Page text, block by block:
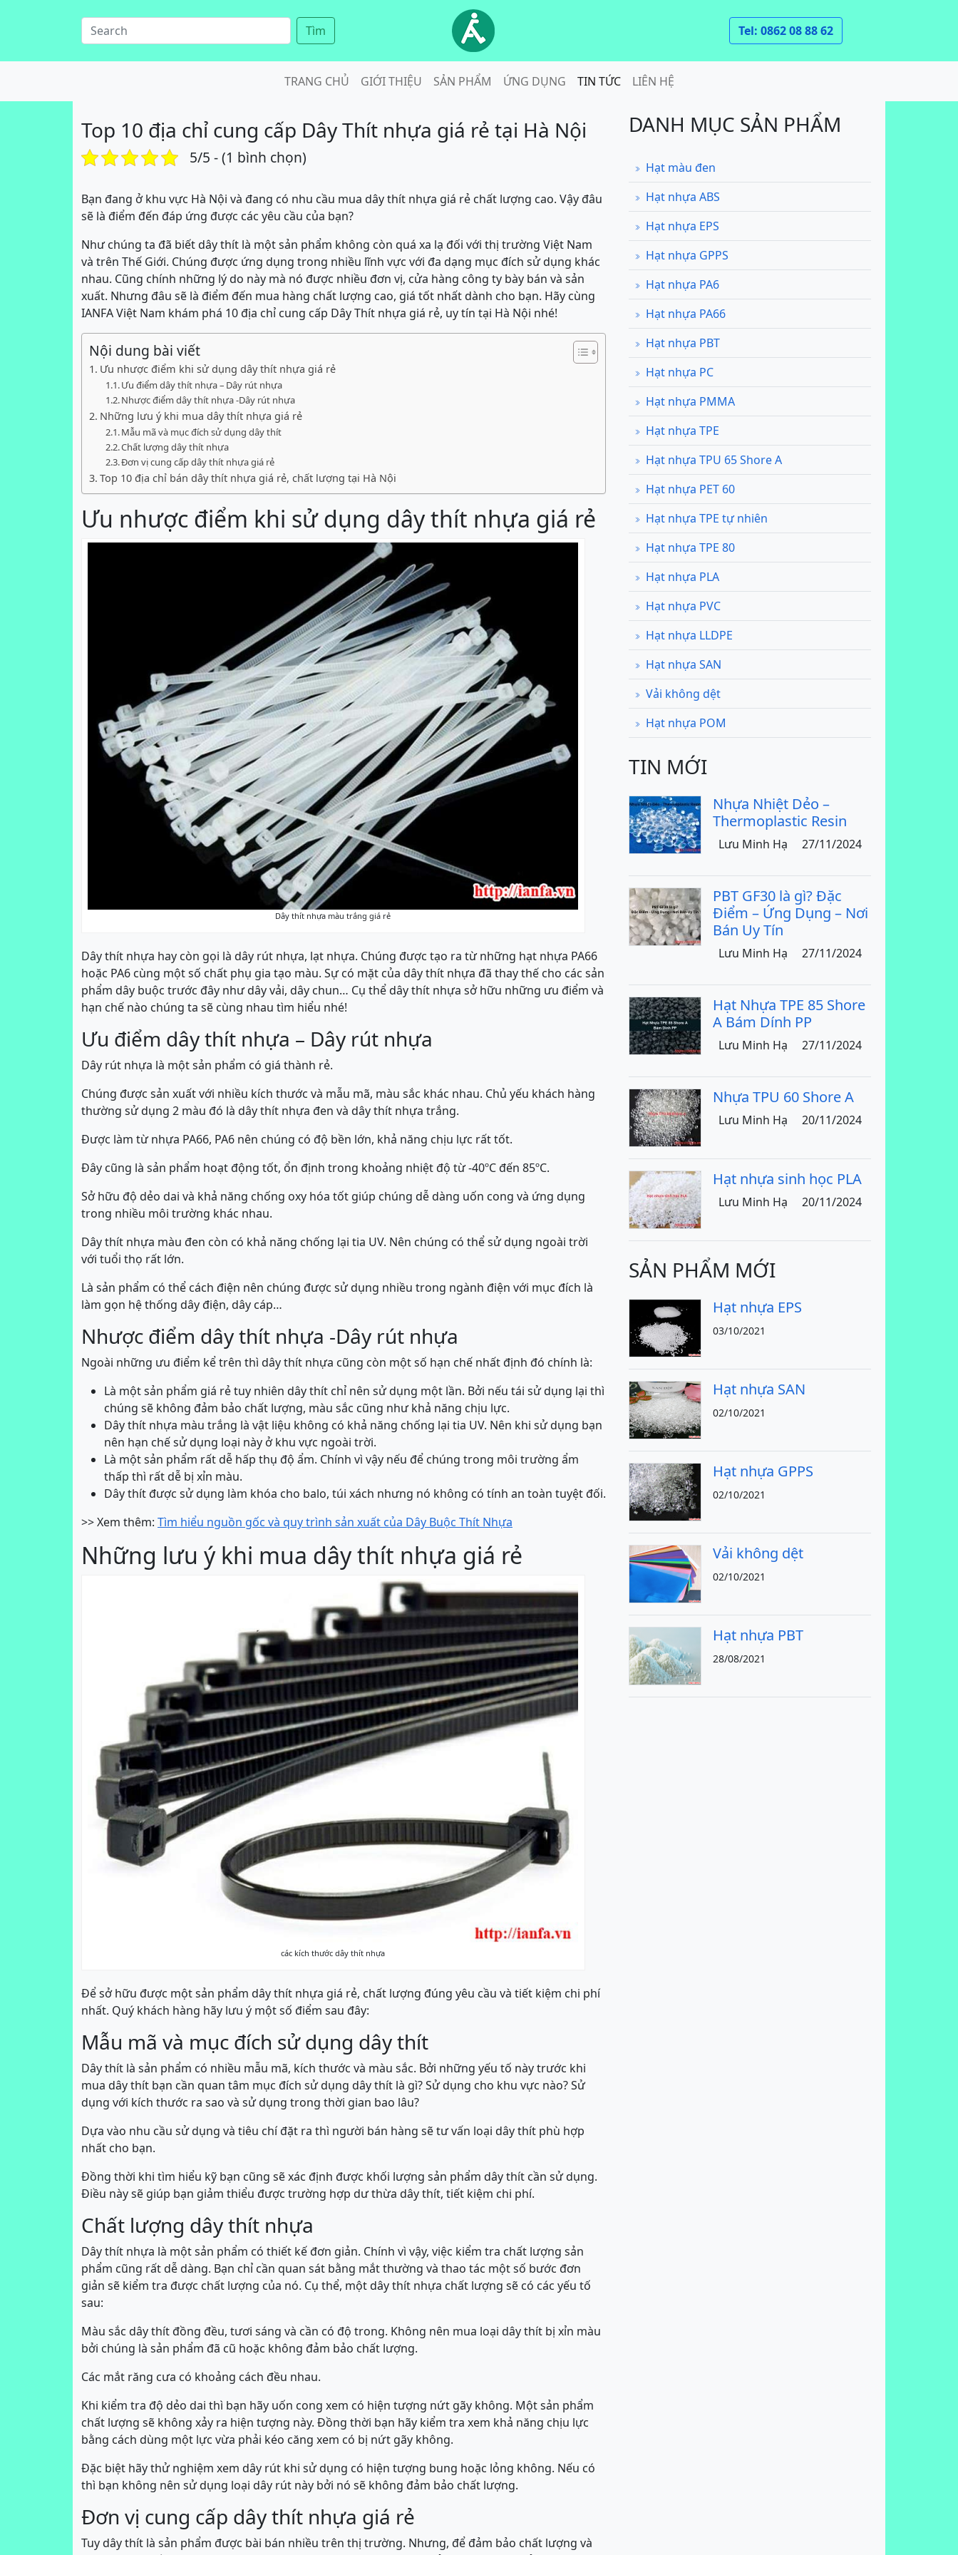
Tìm Tel: 0862 08 88 62
TRANG CHỦ GIỚI THIỆU SẢN PHẨM ỨNG DỤNG TIN TỨC LIÊN HỆ
Top 10 địa chỉ cung cấp Dây Thít nhựa giá rẻ tại Hà Nội
5/5 - (1 bình chọn)
Bạn đang ở khu vực Hà Nội và đang có nhu cầu mua dây thít nhựa giá rẻ chất lượng cao. Vậy đâu
sẽ là điểm đến đáp ứng được các yêu cầu của bạn?
Như chúng ta đã biết dây thít là một sản phẩm không còn quá xa lạ đối với thị trường Việt Nam
và trên Thế Giới. Chúng được ứng dụng trong nhiều lĩnh vực với đa dạng mục đích sử dụng khác
nhau. Cũng chính những lý do này mà nó được nhiều đơn vị, cửa hàng công ty bày bán và sản
xuất. Nhưng đâu sẽ là điểm đến mua hàng chất lượng cao, giá tốt nhất dành cho bạn. Hãy cùng
IANFA Việt Nam khám phá 10 địa chỉ cung cấp Dây Thít nhựa giá rẻ, uy tín tại Hà Nội nhé!
Nội dung bài viết
Ưu nhược điểm khi sử dụng dây thít nhựa giá rẻ
Ưu điểm dây thít nhựa – Dây rút nhựa
Nhược điểm dây thít nhựa -Dây rút nhựa
Những lưu ý khi mua dây thít nhựa giá rẻ
Mẫu mã và mục đích sử dụng dây thít
Chất lượng dây thít nhựa
Đơn vị cung cấp dây thít nhựa giá rẻ
Top 10 địa chỉ bán dây thít nhựa giá rẻ, chất lượng tại Hà Nội
Ưu nhược điểm khi sử dụng dây thít nhựa giá rẻ
Dây thít nhựa màu trắng giá rẻ
Dây thít nhựa hay còn gọi là dây rút nhựa, lạt nhựa. Chúng được tạo ra từ những hạt nhựa PA66
hoặc PA6 cùng một số chất phụ gia tạo màu. Sự có mặt của dây thít nhựa đã thay thế cho các sản
phẩm dây buộc trước đây như dây vải, dây chun… Cụ thể dây thít nhựa sở hữu những ưu điểm và
hạn chế nào chúng ta sẽ cùng nhau tìm hiểu nhé!
Ưu điểm dây thít nhựa – Dây rút nhựa
Dây rút nhựa là một sản phẩm có giá thành rẻ.
Chúng được sản xuất với nhiều kích thước và mẫu mã, màu sắc khác nhau. Chủ yếu khách hàng
thường sử dụng 2 màu đó là dây thít nhựa đen và dây thít nhựa trắng.
Được làm từ nhựa PA66, PA6 nên chúng có độ bền lớn, khả năng chịu lực rất tốt.
Đây cũng là sản phẩm hoạt động tốt, ổn định trong khoảng nhiệt độ từ -40ºC đến 85ºC.
Sở hữu độ dẻo dai và khả năng chống oxy hóa tốt giúp chúng dễ dàng uốn cong và ứng dụng
trong nhiều môi trường khác nhau.
Dây thít nhựa màu đen còn có khả năng chống lại tia UV. Nên chúng có thể sử dụng ngoài trời
với tuổi thọ rất lớn.
Là sản phẩm có thể cách điện nên chúng được sử dụng nhiều trong ngành điện với mục đích là
làm gọn hệ thống dây điện, dây cáp…
Nhược điểm dây thít nhựa -Dây rút nhựa
Ngoài những ưu điểm kể trên thì dây thít nhựa cũng còn một số hạn chế nhất định đó chính là:
Là một sản phẩm giá rẻ tuy nhiên dây thít chỉ nên sử dụng một lần. Bởi nếu tái sử dụng lại thì
chúng sẽ không đảm bảo chất lượng, màu sắc cũng như khả năng chịu lực.
Dây thít nhựa màu trắng là vật liệu không có khả năng chống lại tia UV. Nên khi sử dụng bạn
nên hạn chế sử dụng loại này ở khu vực ngoài trời.
Là một sản phẩm rất dễ hấp thụ độ ẩm. Chính vì vậy nếu để chúng trong môi trường ẩm
thấp thì rất dễ bị xỉn màu.
Dây thít được sử dụng làm khóa cho balo, túi xách nhưng nó không có tính an toàn tuyệt đối.
>> Xem thêm: Tìm hiểu nguồn gốc và quy trình sản xuất của Dây Buộc Thít Nhựa
Những lưu ý khi mua dây thít nhựa giá rẻ
các kích thước dây thít nhựa
Để sở hữu được một sản phẩm dây thít nhựa giá rẻ, chất lượng đúng yêu cầu và tiết kiệm chi phí
nhất. Quý khách hàng hãy lưu ý một số điểm sau đây:
Mẫu mã và mục đích sử dụng dây thít
Dây thít là sản phẩm có nhiều mẫu mã, kích thước và màu sắc. Bởi những yếu tố này trước khi
mua dây thít bạn cần quan tâm mục đích sử dụng dây thít là gì? Sử dụng cho khu vực nào? Sử
dụng với kích thước ra sao và sử dụng trong thời gian bao lâu?
Dựa vào nhu cầu sử dụng và tiêu chí đặt ra thì người bán hàng sẽ tư vấn loại dây thít phù hợp
nhất cho bạn.
Đồng thời khi tìm hiểu kỹ bạn cũng sẽ xác định được khối lượng sản phẩm dây thít cần sử dụng.
Điều này sẽ giúp bạn giảm thiểu được trường hợp dư thừa dây thít, tiết kiệm chi phí.
Chất lượng dây thít nhựa
Dây thít nhựa là một sản phẩm có thiết kế đơn giản. Chính vì vậy, việc kiểm tra chất lượng sản
phẩm cũng rất dễ dàng. Bạn chỉ cần quan sát bằng mắt thường và thao tác một số bước đơn
giản sẽ kiểm tra được chất lượng của nó. Cụ thể, một dây thít nhựa chất lượng sẽ có các yếu tố
sau:
Màu sắc dây thít đồng đều, tươi sáng và cần có độ trong. Không nên mua loại dây thít bị xỉn màu
bởi chúng là sản phẩm đã cũ hoặc không đảm bảo chất lượng.
Các mắt răng cưa có khoảng cách đều nhau.
Khi kiểm tra độ dẻo dai thì bạn hãy uốn cong xem có hiện tượng nứt gãy không. Một sản phẩm
chất lượng sẽ không xảy ra hiện tượng này. Đồng thời bạn hãy kiểm tra xem khả năng chịu lực
bằng cách dùng một lực vừa phải kéo căng xem có bị nứt gãy không.
Đặc biệt hãy thử nghiệm xem dây rút khi sử dụng có hiện tượng bung hoặc lỏng không. Nếu có
thì bạn không nên sử dụng loại dây rút này bởi nó sẽ không đảm bảo chất lượng.
Đơn vị cung cấp dây thít nhựa giá rẻ
Tuy dây thít là sản phẩm được bài bán nhiều trên thị trường. Nhưng, để đảm bảo chất lượng và
DANH MỤC SẢN PHẨM
Hạt màu đen
Hạt nhựa ABS
Hạt nhựa EPS
Hạt nhựa GPPS
Hạt nhựa PA6
Hạt nhựa PA66
Hạt nhựa PBT
Hạt nhựa PC
Hạt nhựa PMMA
Hạt nhựa TPE
Hạt nhựa TPU 65 Shore A
Hạt nhựa PET 60
Hạt nhựa TPE tự nhiên
Hạt nhựa TPE 80
Hạt nhựa PLA
Hạt nhựa PVC
Hạt nhựa LLDPE
Hạt nhựa SAN
Vải không dệt
Hạt nhựa POM
TIN MỚI
Nhựa Nhiệt Dẻo –
Thermoplastic Resin
Lưu Minh Hạ 27/11/2024
PBT GF30 là gì? Đặc
Điểm – Ứng Dụng – Nơi
Bán Uy Tín
Lưu Minh Hạ 27/11/2024
Hạt Nhựa TPE 85 Shore
A Bám Dính PP
Lưu Minh Hạ 27/11/2024
Nhựa TPU 60 Shore A
Lưu Minh Hạ 20/11/2024
Hạt nhựa sinh học PLA
Lưu Minh Hạ 20/11/2024
SẢN PHẨM MỚI
Hạt nhựa EPS
03/10/2021
Hạt nhựa SAN
02/10/2021
Hạt nhựa GPPS
02/10/2021
Vải không dệt
02/10/2021
Hạt nhựa PBT
28/08/2021